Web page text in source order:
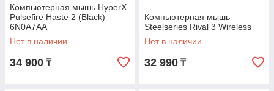
Компьютерная мышь HyperX
Pulsefire Haste 2 (Black)
6N0A7AA
Нет в наличии
34 900 ₸
Компьютерная мышь
Steelseries Rival 3 Wireless
Нет в наличии
32 990 ₸